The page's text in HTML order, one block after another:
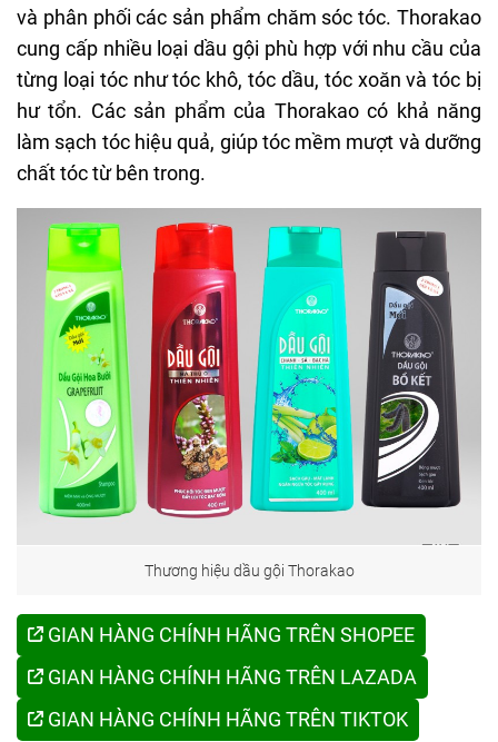
và phân phối các sản phẩm chăm sóc tóc. Thorakao
cung cấp nhiều loại dầu gội phù hợp với nhu cầu của
từng loại tóc như tóc khô, tóc dầu, tóc xoăn và tóc bị
hư tổn. Các sản phẩm của Thorakao có khả năng
làm sạch tóc hiệu quả, giúp tóc mềm mượt và dưỡng
chất tóc từ bên trong.
Thương hiệu dầu gội Thorakao
GIAN HÀNG CHÍNH HÃNG TRÊN SHOPEE
GIAN HÀNG CHÍNH HÃNG TRÊN LAZADA
GIAN HÀNG CHÍNH HÃNG TRÊN TIKTOK